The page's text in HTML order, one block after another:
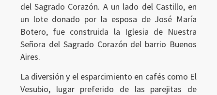
del Sagrado Corazón. A un lado del Castillo, en
un lote donado por la esposa de José María
Botero, fue construida la Iglesia de Nuestra
Señora del Sagrado Corazón del barrio Buenos
Aires.
La diversión y el esparcimiento en cafés como El
Vesubio, lugar preferido de las parejitas de